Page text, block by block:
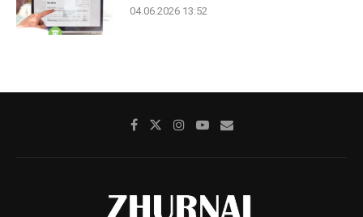
04.06.2026 13:52